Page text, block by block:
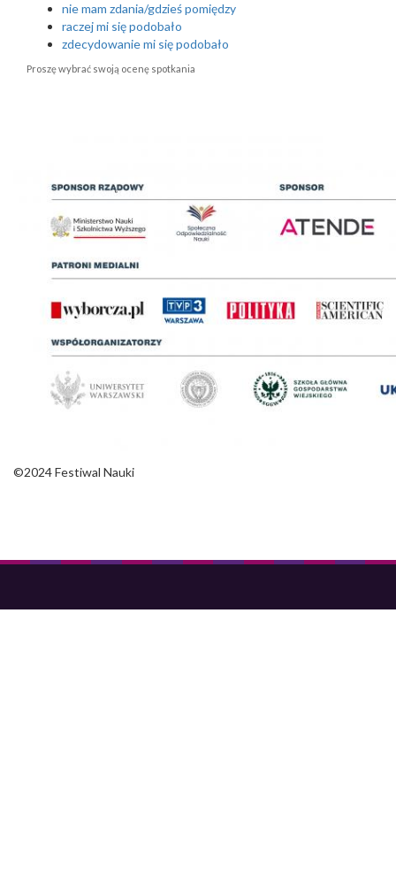
nie mam zdania/gdzieś pomiędzy
raczej mi się podobało
zdecydowanie mi się podobało
Proszę wybrać swoją ocenę spotkania
©2024 Festiwal Nauki